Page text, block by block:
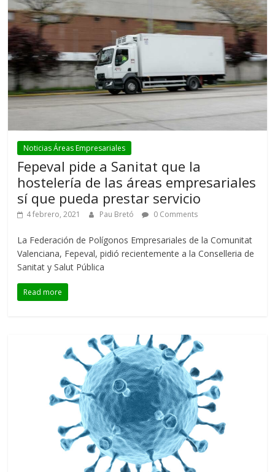
Noticias Áreas Empresariales
Fepeval pide a Sanitat que la
hostelería de las áreas empresariales
sí que pueda prestar servicio
4 febrero, 2021 Pau Bretó 0 Comments
La Federación de Polígonos Empresariales de la Comunitat
Valenciana, Fepeval, pidió recientemente a la Conselleria de
Sanitat y Salut Pública
Read more